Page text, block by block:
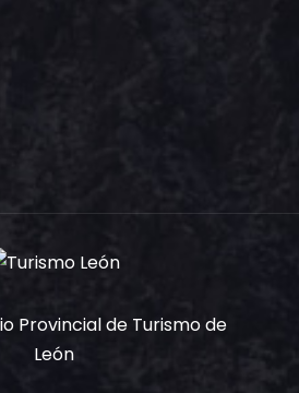
Provincial de Turismo de
León